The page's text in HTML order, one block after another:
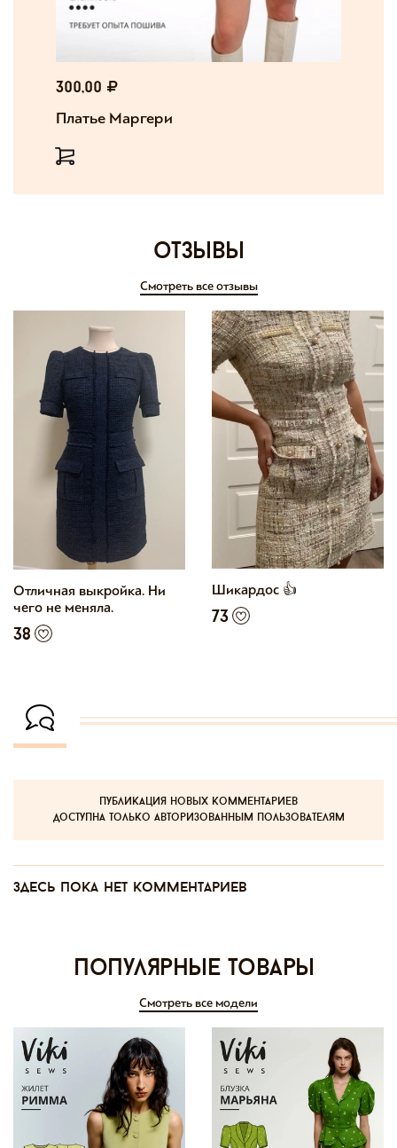
300,00
Платье Маргери
отзывы
Смотреть все отзывы
Отличная выкройка. Ни
чего не меняла.
38
Шикардос 👍
73
публикация новых комментариев
доступна только авторизованным пользователям
Здесь пока нет комментариев
Популярные товары
Смотреть все модели